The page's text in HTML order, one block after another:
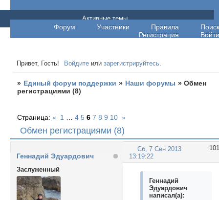
Единый форум поддержки
Форум Участники Правила
Поиск
Регистрация
Войти
Активные темы
Привет, Гость! Войдите илизарегистрируйтесь.
» Единый форум поддержки » Наши форумы »Обмен
регистрациями (8)
Обмен регистрациями (8)
Страница:« 1 4 5 6 7 8 9 10 »
101
Сб, 7 Сен 2013
13:19:22
Геннадий Эдуардович
Заслуженный
Геннадий
Эдуардович
написал(а):